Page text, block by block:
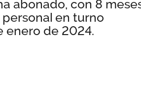
abonado, con 8
en turno
enero de 2024.